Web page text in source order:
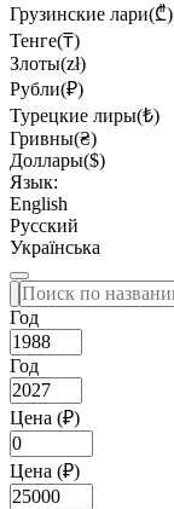
Грузинские лари(₾)
Тенге(₸)
Злоты(zł)
Рубли(₽)
Турецкие лиры(₺)
Гривны(₴)
Доллары($)
Язык:
English
Русский
Українська
Год
Год
Цена (₽)
Цена (₽)